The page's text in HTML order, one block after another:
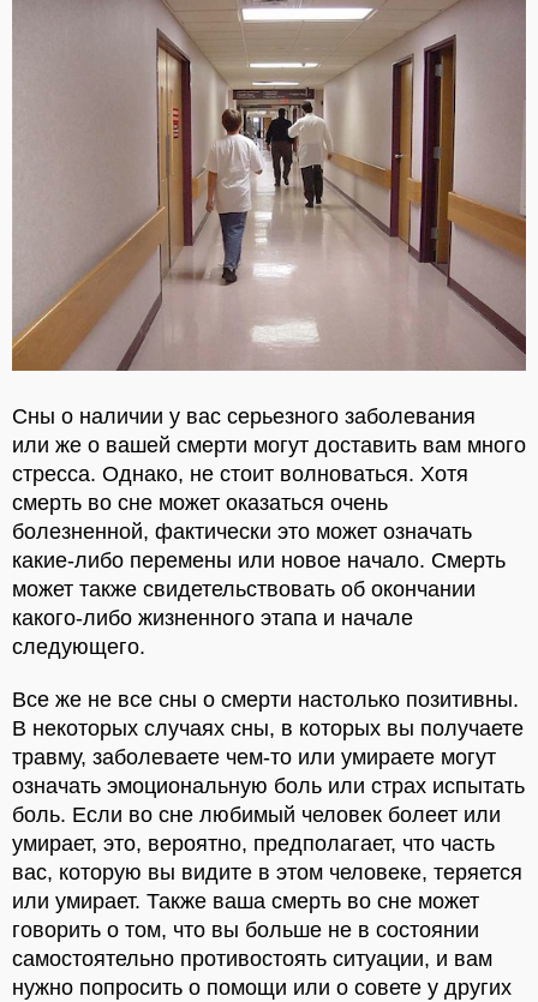
Сны о наличии у вас серьезного заболевания
или же о вашей смерти могут доставить вам много
стресса. Однако, не стоит волноваться. Хотя
смерть во сне может оказаться очень
болезненной, фактически это может означать
какие-либо перемены или новое начало. Смерть
может также свидетельствовать об окончании
какого-либо жизненного этапа и начале
следующего.
Все же не все сны о смерти настолько позитивны.
В некоторых случаях сны, в которых вы получаете
травму, заболеваете чем-то или умираете могут
означать эмоциональную боль или страх испытать
боль. Если во сне любимый человек болеет или
умирает, это, вероятно, предполагает, что часть
вас, которую вы видите в этом человеке, теряется
или умирает. Также ваша смерть во сне может
говорить о том, что вы больше не в состоянии
самостоятельно противостоять ситуации, и вам
нужно попросить о помощи или о совете у других